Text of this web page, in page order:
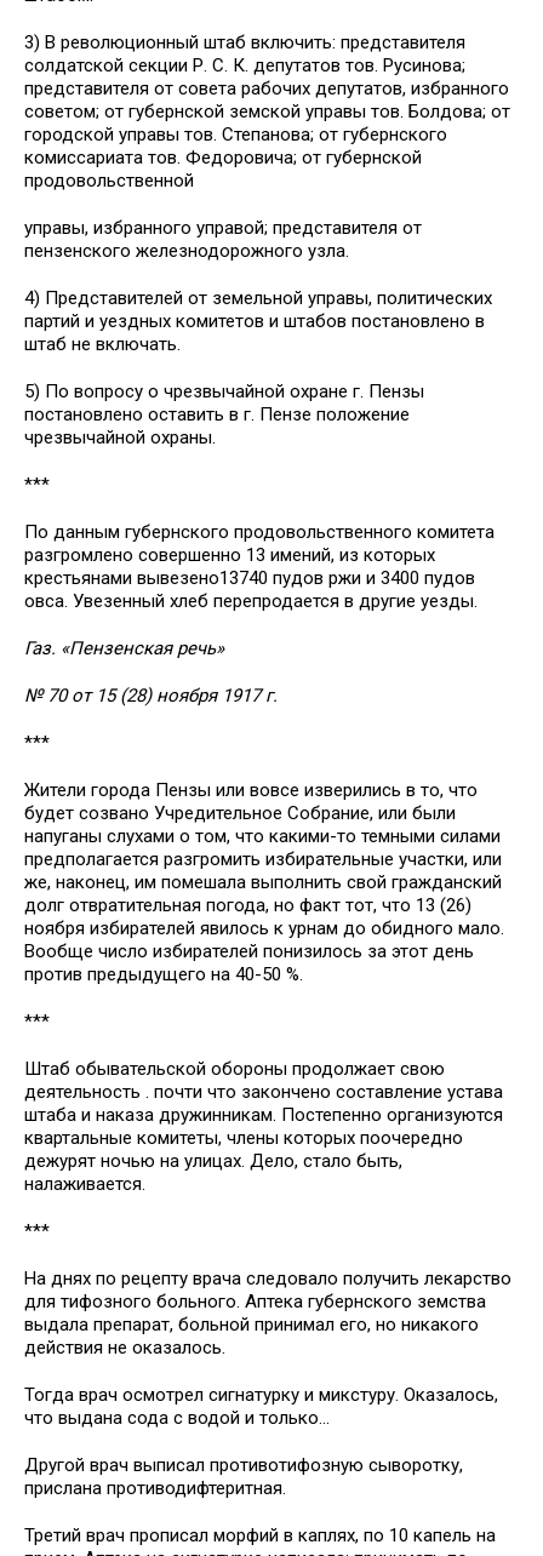
3) В революционный штаб включить: представителя
солдатской секции Р. С. К. депутатов тов. Русинова;
представителя от совета рабочих депутатов, избранного
советом; от губернской земской управы тов. Болдова; от
городской управы тов. Степанова; от губернского
комиссариата тов. Федоровича; от губернской
продовольственной
управы, избранного управой; представителя от
пензенского железнодорожного узла.
4) Представителей от земельной управы, политических
партий и уездных комитетов и штабов постановлено в
штаб не включать.
5) По вопросу о чрезвычайной охране г. Пензы
постановлено оставить в г. Пензе положение
чрезвычайной охраны.
***
По данным губернского продовольственного комитета
разгромлено совершенно 13 имений, из которых
крестьянами вывезено13740 пудов ржи и 3400 пудов
овса. Увезенный хлеб перепродается в другие уезды.
Газ. «Пензенская речь»
№ 70 от 15 (28) ноября 1917 г.
***
Жители города Пензы или вовсе изверились в то, что
будет созвано Учредительное Собрание, или были
напуганы слухами о том, что какими-то темными силами
предполагается разгромить избирательные участки, или
же, наконец, им помешала выполнить свой гражданский
долг отвратительная погода, но факт тот, что 13 (26)
ноября избирателей явилось к урнам до обидного мало.
Вообще число избирателей понизилось за этот день
против предыдущего на 40-50 %.
***
Штаб обывательской обороны продолжает свою
деятельность . почти что закончено составление устава
штаба и наказа дружинникам. Постепенно организуются
квартальные комитеты, члены которых поочередно
дежурят ночью на улицах. Дело, стало быть,
налаживается.
***
На днях по рецепту врача следовало получить лекарство
для тифозного больного. Аптека губернского земства
выдала препарат, больной принимал его, но никакого
действия не оказалось.
Тогда врач осмотрел сигнатурку и микстуру. Оказалось,
что выдана сода с водой и только…
Другой врач выписал противотифозную сыворотку,
прислана противодифтеритная.
Третий врач прописал морфий в каплях, по 10 капель на